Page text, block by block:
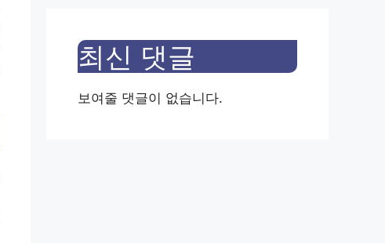
최신 댓글
보여줄 댓글이 없습니다.